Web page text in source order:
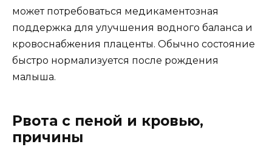
может потребоваться медикаментозная
поддержка для улучшения водного баланса и
кровоснабжения плаценты. Обычно состояние
быстро нормализуется после рождения
малыша.
Рвота с пеной и кровью,
причины